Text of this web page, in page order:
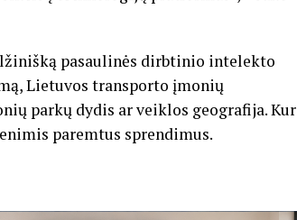
pasaulinės dirbtinio intelekto
Lietuvos transporto įmonių
parkų dydis ar veiklos geografija. Kur
paremtus sprendimus.